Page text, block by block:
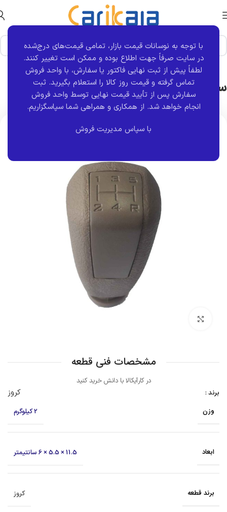
با توجه به نوسانات قیمت بازار، تمامی قیمت‌های درج‌شده
در سایت صرفاً جهت اطلاع بوده و ممکن است تغییر کنند.
لطفاً پیش از ثبت نهایی فاکتور یا سفارش، با واحد فروش
تماس گرفته و قیمت روز کالا را استعلام بگیرید. ثبت
سفارش پس از تأیید قیمت نهایی توسط واحد فروش
انجام خواهد شد. از همکاری و همراهی شما سپاسگزاریم.
با سپاس مدیریت فروش
خانه برند قطعه کروز
سر دنده سمند EF7 | کروز
مشخصات فنی قطعه
در کارآیکالا با دانش خرید کنید
برند :
کروز
وزن 2 کیلوگرم
ابعاد 11.5 × 5.5 × 6 سانتیمتر
برند قطعه کروز